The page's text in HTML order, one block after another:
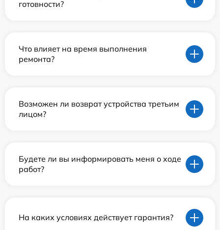
готовности?
Что влияет на время выполнения
ремонта?
Возможен ли возврат устройства третьим
лицом?
Будете ли вы информировать меня о ходе
работ?
На каких условиях действует гарантия?